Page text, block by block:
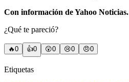
Con información de Yahoo Noticias.
¿Qué te pareció?
🔥0 👍0 😲0 😢0 😠0
Etiquetas